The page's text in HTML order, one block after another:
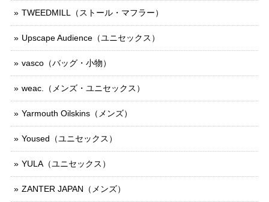
TWEEDMILL（ストール・マフラー）
Upscape Audience（ユニセックス）
vasco（バッグ・小物）
weac.（メンズ・ユニセックス）
Yarmouth Oilskins（メンズ）
Yoused（ユニセックス）
YULA（ユニセックス）
ZANTER JAPAN（メンズ）